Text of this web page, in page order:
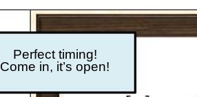
Perfect timing!
Come in, it’s open!